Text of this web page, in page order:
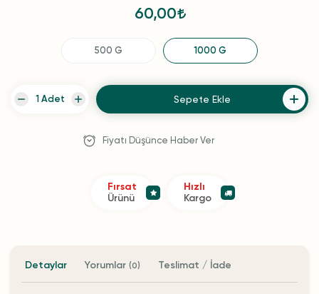
60,00
500 G 1000 G
Sepete Ekle
Fiyatı Düşünce Haber Ver
Fırsat
Ürünü
Hızlı
Kargo
Detaylar Yorumlar (0) Teslimat / İade